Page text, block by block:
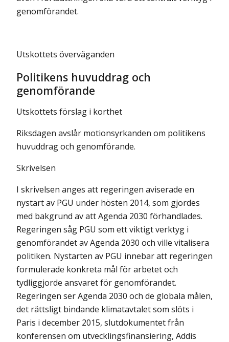
genomförandet.
Utskottets överväganden
Politikens huvuddrag och
genomförande
Utskottets förslag i korthet
Riksdagen avslår motionsyrkanden om politikens
huvuddrag och genomförande.
Skrivelsen
I skrivelsen anges att regeringen aviserade en
nystart av PGU under hösten 2014, som gjordes
med bakgrund av att Agenda 2030 förhandlades.
Regeringen såg PGU som ett viktigt verktyg i
genomförandet av Agenda 2030 och ville vitalisera
politiken. Nystarten av PGU innebar att regeringen
formulerade konkreta mål för arbetet och
tydliggjorde ansvaret för genomförandet.
Regeringen ser Agenda 2030 och de globala målen,
det rättsligt bindande klimatavtalet som slöts i
Paris i december 2015, slutdokumentet från
konferensen om utvecklingsfinansiering, Addis